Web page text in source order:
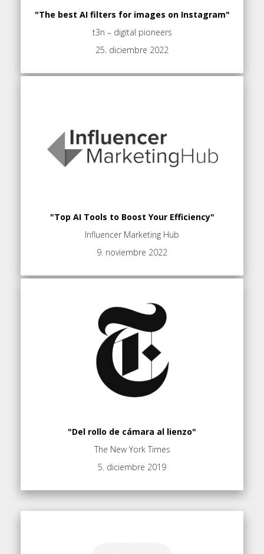
"The best AI filters for images on Instagram"
t3n – digital pioneers
25. diciembre 2022
"Top AI Tools to Boost Your Efficiency"
Influencer Marketing Hub
9. noviembre 2022
"Del rollo de cámara al lienzo"
The New York Times
5. diciembre 2019